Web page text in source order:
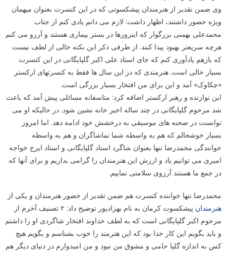
وی ضمن تقدیر از هنرمندان پیشکسوتی که در این کنسرت بعنوان میهمان
ویژه حضور داشتند، اظهار داشت: لازم می دانم یادی کنم از جناب
محمدعلی بهمنی بزرگوار که اینروزها در بستر بیماری هستند و آرزو می کنم
هرچه سریعتر بهبود پیدا کنند. از طرفی ذکر این نکته خالی از لطف نیست
که بازهم یادآوری کنم که جای استاد علی اکبر گلپایگانی در این کنسرت
بسیار خالی است. هنرمندی که در این سال ها فقط به کنسرتهای ارکستر
«چکاوک» آمد و این برای من افتخار بسیار بزرگی است.
این نوازنده و رهبر ارکستر اضافه کرد: متاسفانه مسائلی پیش آمد که باعث
شد مرحوم گلپایگانی در چند ساله اخیر خانه نشین شود. در حالیکه او می
توانست در صحنه های موسیقی به درخشش خود ادامه دهد. اما امروز
بسیار خوشحالم که هم به واسطه شما تماشاگران و هم به واسطه
خوانندگی محمدرضا تنها بعنوان شاگرد استاد گلپایگانی و استاد ایرج خواجه
امیری می توانیم یاد و ارزش این هنرمندان را گرامی بداریم و برای آنها که
در جمع ما هستند آرزوی سلامتی نماییم.
محمدرضا تنها خواننده کنسرت هم ضمن تقدیر از حضور هنرمندان و یکی از
هنرمندان
پیشکسوت کرمان به نام بهزادپور توضیح داد: ۲ تصنیف آخرم از
مرحوم اکبر گلپایگانی است که به لطف خداوند افتخار شاگردی او را داشتم
و باید بگویم این کار خدا بود که این هنرمند را خوب بشناسم و بگویم هیچ
کس به اندازه گلپا حامی و مشوق من نبود و من امیدوارم در دنیای دیگر هم